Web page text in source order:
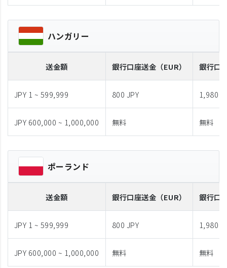
ハンガリー
送金額 銀行口座送金 （EUR） 銀行口
JPY 1 ~ 599,999 800 JPY 1,980
JPY 600,000 ~ 1,000,000 無料 無料
ポーランド
送金額 銀行口座送金 （EUR） 銀行口
JPY 1 ~ 599,999 800 JPY 1,980
JPY 600,000 ~ 1,000,000 無料 無料